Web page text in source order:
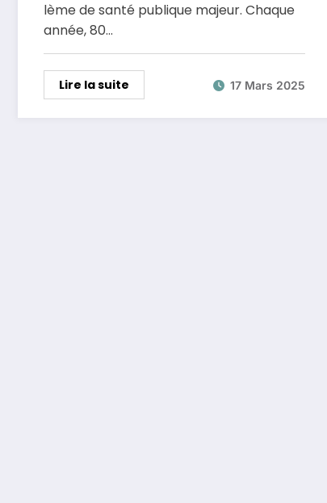
lème de santé publique majeur. Chaque
année, 80…
Lire la suite 17 Mars 2025